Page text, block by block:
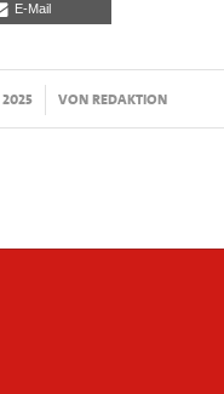
E-Mail
2025 VONREDAKTION